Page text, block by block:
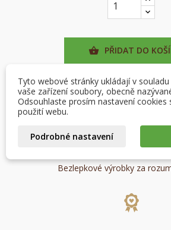
 PŘIDAT DO
favorite_border Přidat na seznam
Ušijeme do14 dnů
Bezlepkové výrobky za
Můj seznam přání
add_circle_outline Vytvořit nový seznam
Vytvořit seznam přání
Název seznamu
Zrušit
Přihlásit se
Musíte být přihlášen, abyste si mohli
svého seznamu
Tyto webové stránky ukládají v
vaše zařízení soubory, obecně
Odsouhlaste prosím nastavení cookies
použití webu.
Podrobné nastavení